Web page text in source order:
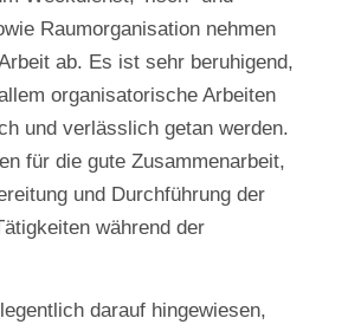
Raumorganisation nehmen
ab. Es ist sehr beruhigend,
organisatorische Arbeiten
und verlässlich getan werden.
für die gute Zusammenarbeit,
und Durchführung der
während der
darauf hingewiesen,